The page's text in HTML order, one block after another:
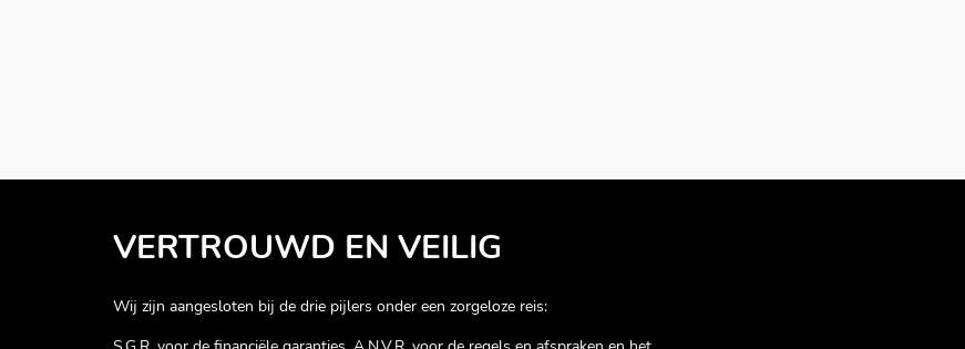
VERTROUWD EN VEILIG
Wij zijn aangesloten bij de drie pijlers onder een zorgeloze reis: